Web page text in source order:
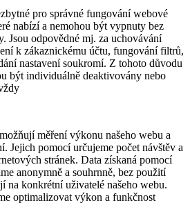
pro správné fungování webové
nabízí a nemohou být vypnuty bez
Jsou odpovědné mj. za uchovávání
k zákaznickému účtu, fungování filtrů,
nastavení soukromí. Z tohoto důvodu
být individuálně deaktivovány nebo
měření výkonu našeho webu a
Jejich pomocí určujeme počet návštěv a
stránek. Data získaná pomocí
anonymně a souhrnně, bez použití
na konkrétní uživatelé našeho webu.
optimalizovat výkon a funkčnost